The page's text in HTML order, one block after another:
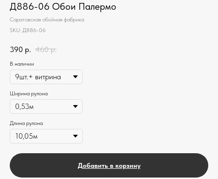
Д886-06 Обои Палермо
Саратовская обойная фабрика
SKU: Д886-06
390 р. 460 р.
В наличии
Ширина рулона
Длина рулона
Добавить в корзину